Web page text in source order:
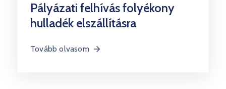
Pályázati felhívás folyékony
hulladék elszállításra
Tovább olvasom